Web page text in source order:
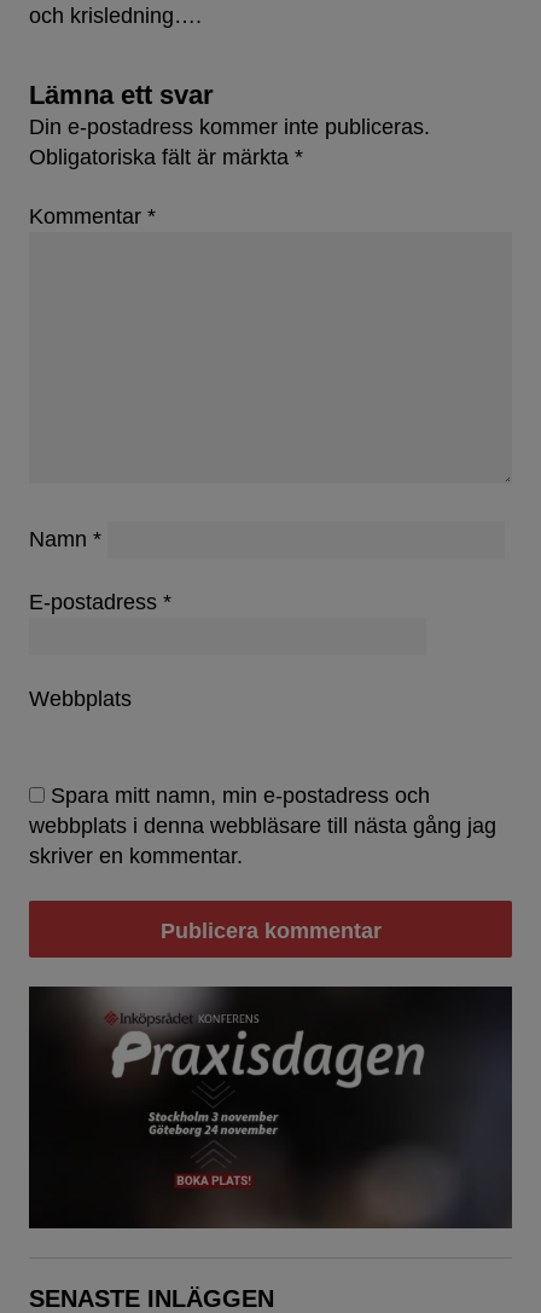
och krisledning….
Lämna ett svar
Din e-postadress kommer inte publiceras.
Obligatoriska fält är märkta *
Kommentar *
Namn *
E-postadress *
Webbplats
Spara mitt namn, min e-postadress och
webbplats i denna webbläsare till nästa gång jag
skriver en kommentar.
SENASTE INLÄGGEN